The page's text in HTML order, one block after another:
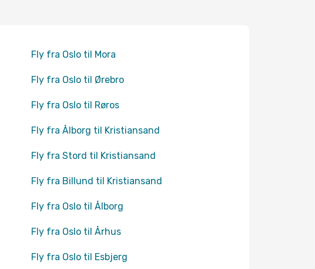
Fly fra Oslo til Mora
Fly fra Oslo til Ørebro
Fly fra Oslo til Røros
Fly fra Ålborg til Kristiansand
Fly fra Stord til Kristiansand
Fly fra Billund til Kristiansand
Fly fra Oslo til Ålborg
Fly fra Oslo til Århus
Fly fra Oslo til Esbjerg